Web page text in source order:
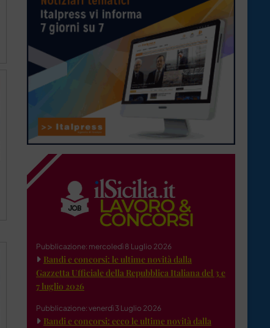
Pubblicazione: mercoledì 8 Luglio 2026
Bandi e concorsi: le ultime novità dalla
Gazzetta Ufficiale della Repubblica Italiana del 3 e
7 luglio 2026
Pubblicazione: venerdì 3 Luglio 2026
Bandi e concorsi: ecco le ultime novità dalla